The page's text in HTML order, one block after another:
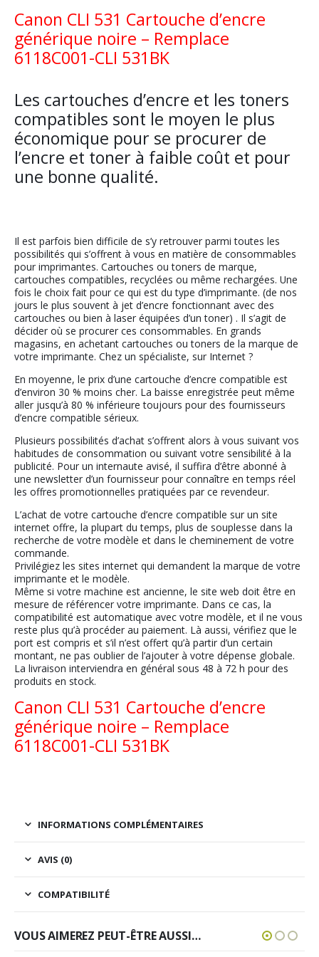
Canon CLI 531 Cartouche d’encre
générique noire – Remplace
6118C001-CLI 531BK
Les cartouches d’encre et les toners
compatibles sont le moyen le plus
économique pour se procurer de
l’encre et toner à faible coût et pour
une bonne qualité.
Il est parfois bien difficile de s’y retrouver parmi toutes les
possibilités qui s’offrent à vous en matière de consommables
pour imprimantes. Cartouches ou toners de marque,
cartouches compatibles, recyclées ou même rechargées. Une
fois le choix fait pour ce qui est du type d’imprimante. (de nos
jours le plus souvent à jet d’encre fonctionnant avec des
cartouches ou bien à laser équipées d’un toner) . Il s’agit de
décider où se procurer ces consommables. En grands
magasins, en achetant cartouches ou toners de la marque de
votre imprimante. Chez un spécialiste, sur Internet ?
En moyenne, le prix d’une cartouche d’encre compatible est
d’environ 30 % moins cher. La baisse enregistrée peut même
aller jusqu’à 80 % inférieure toujours pour des fournisseurs
d’encre compatible sérieux.
Plusieurs possibilités d’achat s’offrent alors à vous suivant vos
habitudes de consommation ou suivant votre sensibilité à la
publicité. Pour un internaute avisé, il suffira d’être abonné à
une newsletter d’un fournisseur pour connaître en temps réel
les offres promotionnelles pratiquées par ce revendeur.
L’achat de votre cartouche d’encre compatible sur un site
internet offre, la plupart du temps, plus de souplesse dans la
recherche de votre modèle et dans le cheminement de votre
commande.
Privilégiez les sites internet qui demandent la marque de votre
imprimante et le modèle.
Même si votre machine est ancienne, le site web doit être en
mesure de référencer votre imprimante. Dans ce cas, la
compatibilité est automatique avec votre modèle, et il ne vous
reste plus qu’à procéder au paiement. Là aussi, vérifiez que le
port est compris et s’il n’est offert qu’à partir d’un certain
montant, ne pas oublier de l’ajouter à votre dépense globale.
La livraison interviendra en général sous 48 à 72 h pour des
produits en stock.
Canon CLI 531 Cartouche d’encre
générique noire – Remplace
6118C001-CLI 531BK
INFORMATIONS COMPLÉMENTAIRES
AVIS (0)
COMPATIBILITÉ
VOUS AIMEREZ PEUT-ÊTRE AUSSI…